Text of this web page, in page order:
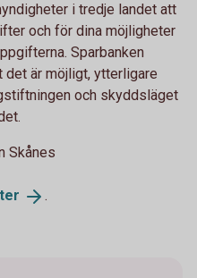
i tredje landet att
och för dina möjligheter
Sparbanken
det är möjligt, ytterligare
och skyddsläget
Skånes
.